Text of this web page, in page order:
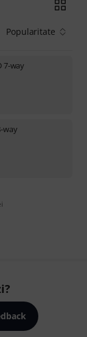
Popularitate
7-way
way